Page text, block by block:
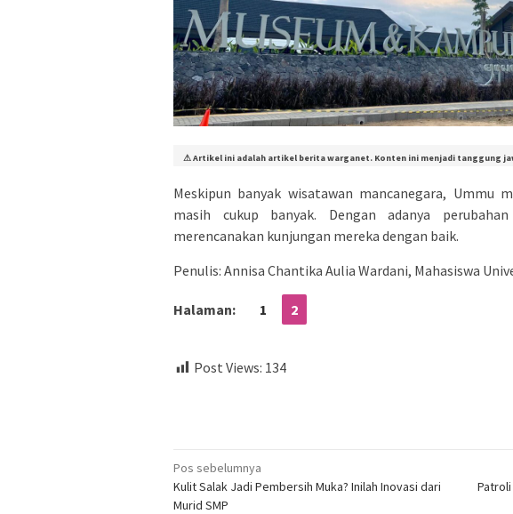
⚠ Artikel ini adalah artikel berita warganet. Konten ini menjadi tanggung
Meskipun banyak wisatawan mancanegara, Ummu
masih cukup banyak. Dengan adanya
merencanakan kunjungan mereka dengan baik.
Penulis: Annisa Chantika Aulia Wardani, Mahasiswa
Halaman: 1 2
Post Views: 134
Navigasi
pos
Pos sebelumnya
Kulit Salak Jadi Pembersih Muka? Inilah Inovasi dari
Murid SMP